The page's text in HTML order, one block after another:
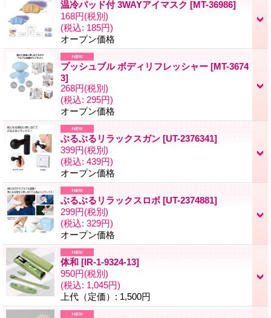
温冷パッド付 3WAYアイマスク [MT-36986]
168円(税別)
(税込: 185円)
オープン価格
プッシュブル ボディリフレッシャー [MT-3674
3]
268円(税別)
(税込: 295円)
オープン価格
ぶるぶるリラックスガン [UT-2376341]
399円(税別)
(税込: 439円)
オープン価格
ぶるぶるリラックスロボ [UT-2374881]
299円(税別)
(税込: 329円)
オープン価格
体和 [IR-1-9324-13]
950円(税別)
(税込: 1,045円)
上代（定価） : 1,500円